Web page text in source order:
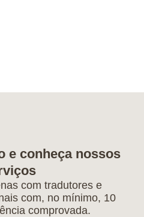
e conheça nossos
com tradutores e
com, no mínimo, 10
comprovada.